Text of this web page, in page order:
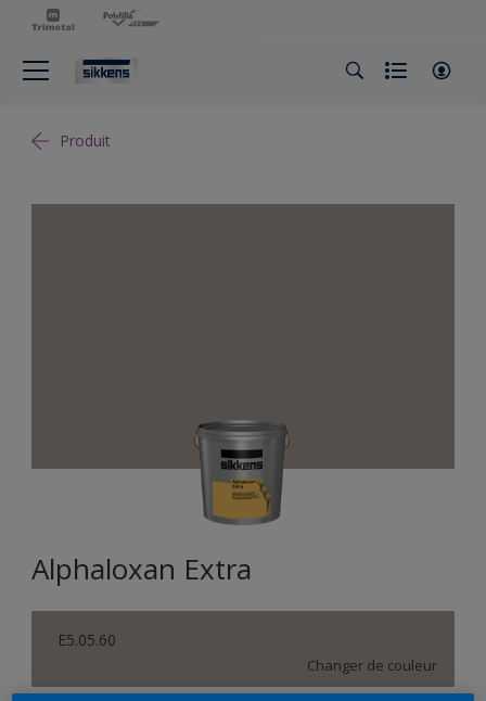
Produit
Alphaloxan Extra
E5.05.60
Changer de couleur